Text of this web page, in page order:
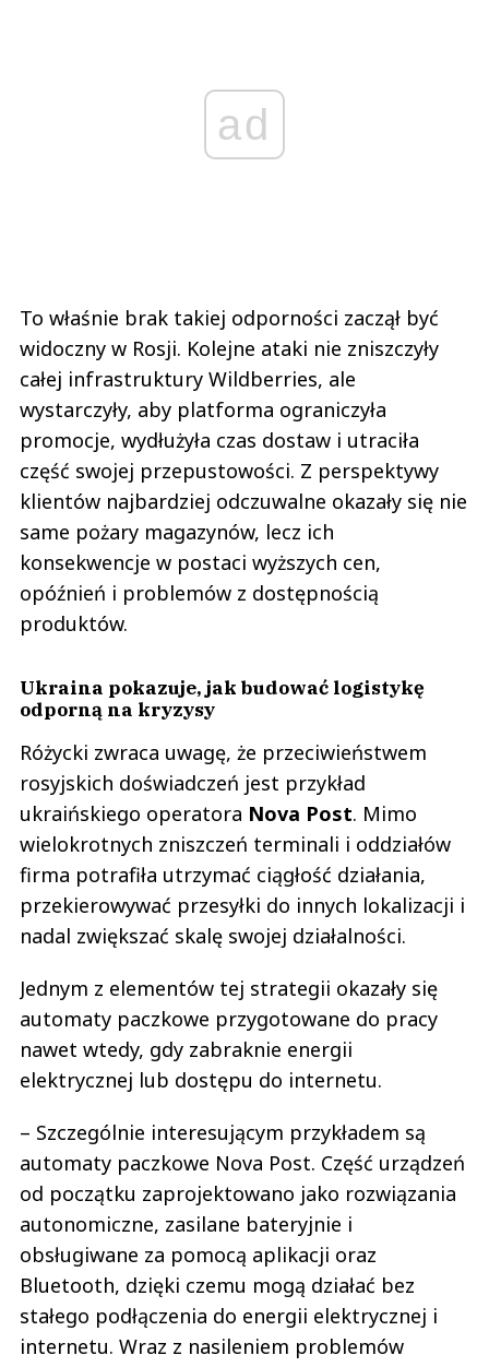
ad
To właśnie brak takiej odporności zaczął być
widoczny w Rosji. Kolejne ataki nie zniszczyły
całej infrastruktury Wildberries, ale
wystarczyły, aby platforma ograniczyła
promocje, wydłużyła czas dostaw i utraciła
część swojej przepustowości. Z perspektywy
klientów najbardziej odczuwalne okazały się nie
same pożary magazynów, lecz ich
konsekwencje w postaci wyższych cen,
opóźnień i problemów z dostępnością
produktów.
Ukraina pokazuje, jak budować logistykę
odporną na kryzysy
Różycki zwraca uwagę, że przeciwieństwem
rosyjskich doświadczeń jest przykład
ukraińskiego operatora Nova Post. Mimo
wielokrotnych zniszczeń terminali i oddziałów
firma potrafiła utrzymać ciągłość działania,
przekierowywać przesyłki do innych lokalizacji i
nadal zwiększać skalę swojej działalności.
Jednym z elementów tej strategii okazały się
automaty paczkowe przygotowane do pracy
nawet wtedy, gdy zabraknie energii
elektrycznej lub dostępu do internetu.
– Szczególnie interesującym przykładem są
automaty paczkowe Nova Post. Część urządzeń
od początku zaprojektowano jako rozwiązania
autonomiczne, zasilane bateryjnie i
obsługiwane za pomocą aplikacji oraz
Bluetooth, dzięki czemu mogą działać bez
stałego podłączenia do energii elektrycznej i
internetu. Wraz z nasileniem problemów